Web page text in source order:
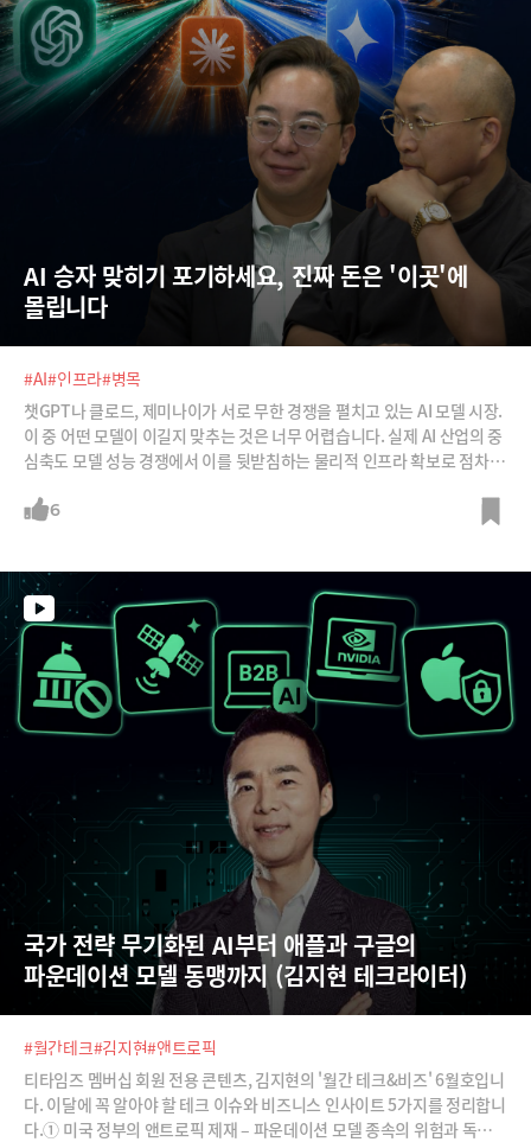
AI 승자 맞히기 포기하세요, 진짜 돈은 '이곳'에
몰립니다
#AI#인프라#병목
챗GPT나 클로드, 제미나이가 서로 무한 경쟁을 펼치고 있는 AI 모델 시장.
이 중 어떤 모델이 이길지 맞추는 것은 너무 어렵습니다. 실제 AI 산업의 중
심축도 모델 성능 경쟁에서 이를 뒷받침하는 물리적 인프라 확보로 점차 이
로 늘어나기 때문입니다.2026년 빅테크 기업들의 AI 설비투자가 우리나
I 인프라 병목 지점을 분석합니다.
6
국가 전략 무기화된 AI부터 애플과 구글의
파운데이션 모델 동맹까지 (김지현 테크라이터)
#월간테크#김지현#앤트로픽
티타임즈 멤버십 회원 전용 콘텐츠, 김지현의 '월간 테크&비즈' 6월호입니
다. 이달에 꼭 알아야 할 테크 이슈와 비즈니스 인사이트 5가지를 정리합니
다.① 미국 정부의 앤트로픽 제재 – 파운데이션 모델 종속의 위험과 독자 A